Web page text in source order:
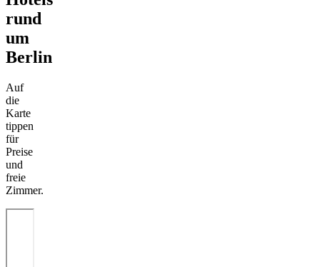
rund
um
Berlin
Auf
die
Karte
tippen
für
Preise
und
freie
Zimmer.